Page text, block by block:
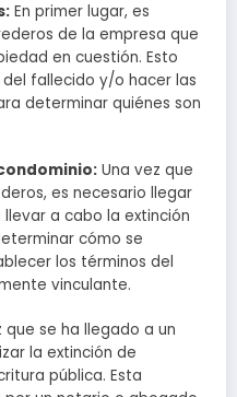
En primer lugar, es
de la empresa que
en cuestión. Esto
fallecido y/o hacer las
determinar quiénes son
Una vez que
es necesario llegar
a cabo la extinción
cómo se
los términos del
vinculante.
que se ha llegado a un
la extinción de
pública. Esta